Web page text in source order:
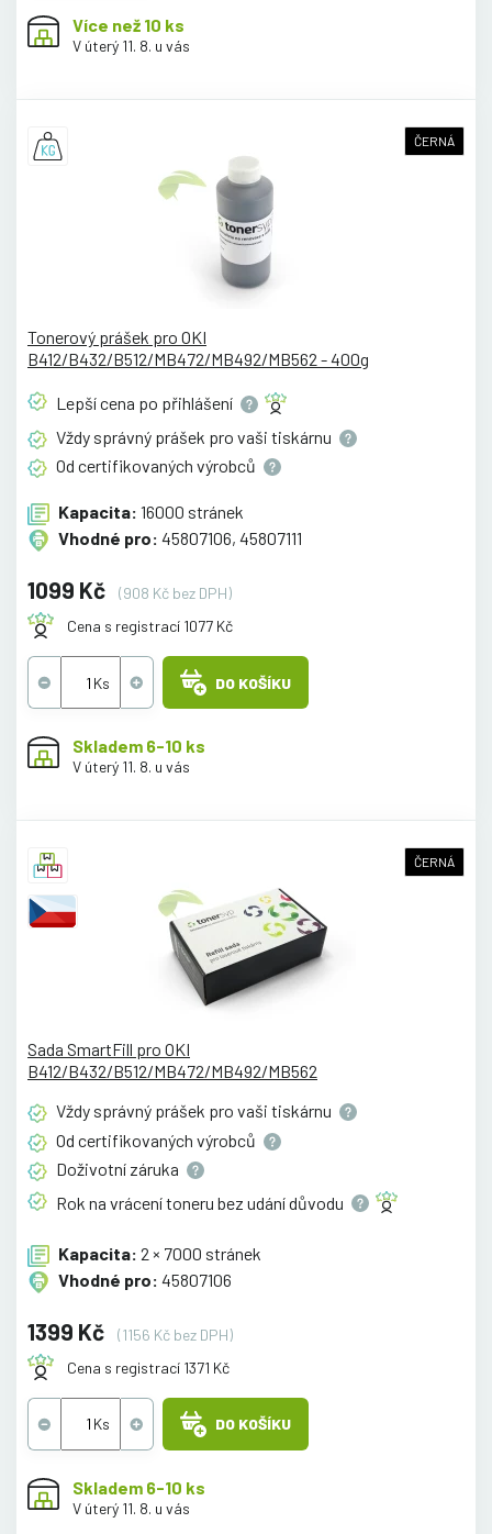
Více než 10 ks
V úterý 11. 8. u vás
ČERNÁ
Tonerový prášek pro OKI
B412/B432/B512/MB472/MB492/MB562 - 400g
Lepší cena po přihlášení
Vždy správný prášek pro vaši tiskárnu
Od certifikovaných výrobců
Kapacita: 16000 stránek
Vhodné pro: 45807106, 45807111
1099 Kč
(908 Kč bez DPH)
Cena s registrací 1077 Kč
DO KOŠÍKU
Skladem 6-10 ks
V úterý 11. 8. u vás
ČERNÁ
Sada SmartFill pro OKI
B412/B432/B512/MB472/MB492/MB562
Vždy správný prášek pro vaši tiskárnu
Od certifikovaných výrobců
Doživotní záruka
Rok na vrácení toneru bez udánídůvodu
Kapacita: 2 × 7000 stránek
Vhodné pro: 45807106
1399 Kč
(1156 Kč bez DPH)
Cena s registrací 1371 Kč
DO KOŠÍKU
Skladem 6-10 ks
V úterý 11. 8. u vás